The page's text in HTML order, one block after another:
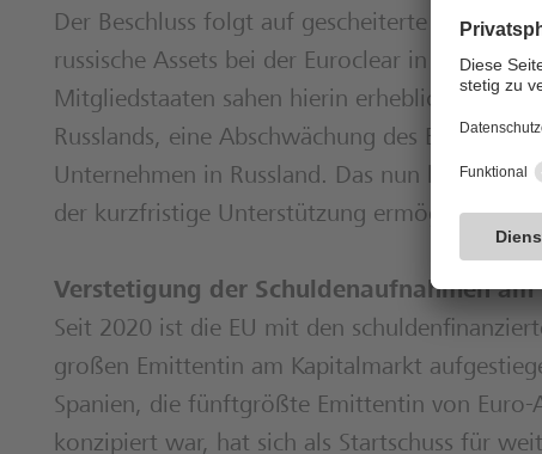
Der Beschluss folgt auf gescheiterte
russische Assets bei der Euroclear in Belgien
Mitgliedstaaten sahen hierin erhebliche
Russlands, eine Abschwächung des Euro
Unternehmen in Russland. Das nun
der kurzfristige Unterstützung ermöglicht,
Verstetigung der Schuldenaufnahmen
Seit 2020 ist die EU mit den
großen Emittentin am Kapitalmarkt
Spanien, die fünftgrößte Emittentin von
konzipiert war, hat sich als Startschuss für